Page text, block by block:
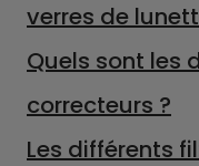
verres de
Quels sont les
correcteurs ?
Les différents